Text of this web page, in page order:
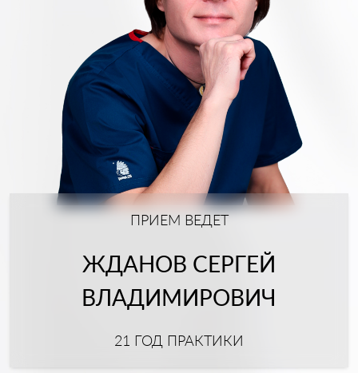
ПРИЕМ ВЕДЕТ
ЖДАНОВ СЕРГЕЙ
ВЛАДИМИРОВИЧ
21 ГОД ПРАКТИКИ